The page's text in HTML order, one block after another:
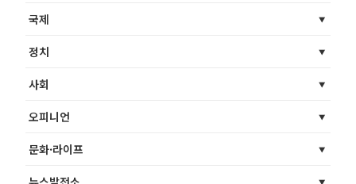
국제
정치
사회
오피니언
문화·라이프